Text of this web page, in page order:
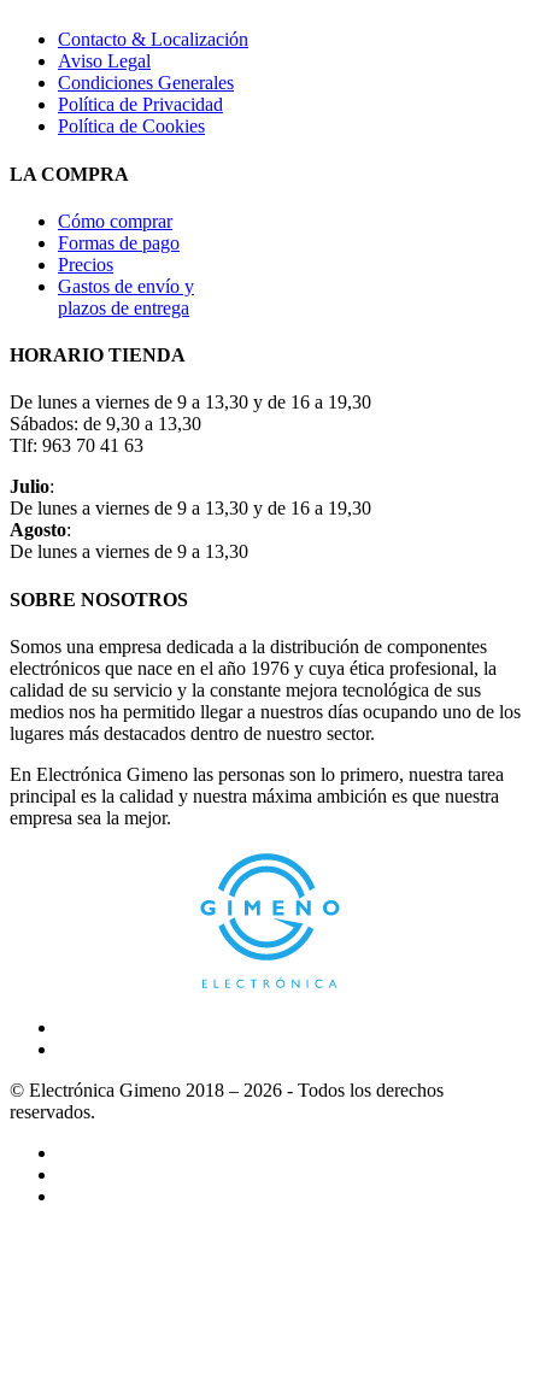
Contacto & Localización
Aviso Legal
Condiciones Generales
Política de Privacidad
Política de Cookies
LA COMPRA
Cómo comprar
Formas de pago
Precios
Gastos de envío y
plazos de entrega
HORARIO TIENDA
De lunes a viernes de 9 a 13,30 y de 16 a 19,30
Sábados: de 9,30 a 13,30
Tlf: 963 70 41 63
Julio:
De lunes a viernes de 9 a 13,30 y de 16 a 19,30
Agosto:
De lunes a viernes de 9 a 13,30
SOBRE NOSOTROS
Somos una empresa dedicada a la distribución de componentes
electrónicos que nace en el año 1976 y cuya ética profesional, la
calidad de su servicio y la constante mejora tecnológica de sus
medios nos ha permitido llegar a nuestros días ocupando uno de los
lugares más destacados dentro de nuestro sector.
En Electrónica Gimeno las personas son lo primero, nuestra tarea
principal es la calidad y nuestra máxima ambición es que nuestra
empresa sea la mejor.
© Electrónica Gimeno 2018 – 2026 - Todos los derechos
reservados.